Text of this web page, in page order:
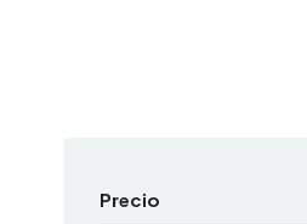
Precio